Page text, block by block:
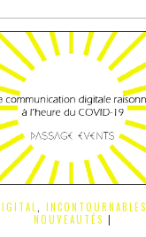
, INCONTOURNABLES
NOUVEAUTÉS |